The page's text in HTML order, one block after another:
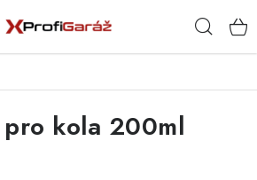
kola 200ml